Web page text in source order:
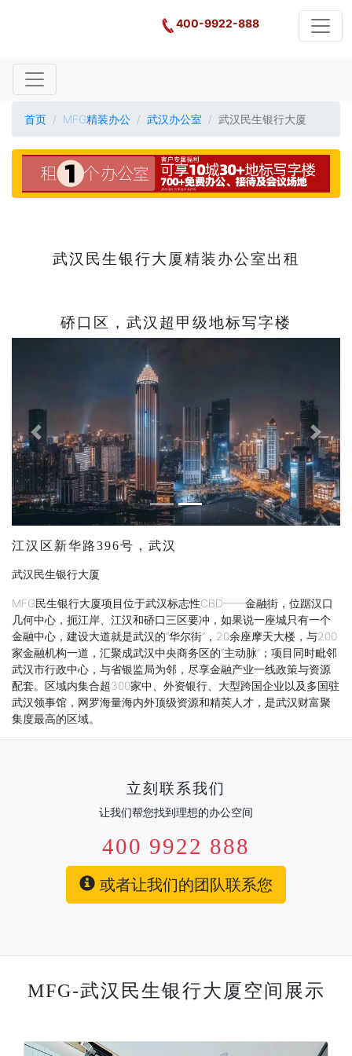
400-9922-888
首页 MFG精装办公 武汉办公室 武汉民生银行大厦
武汉民生银行大厦精装办公室出租
硚口区，武汉超甲级地标写字楼
Previous Next
江汉区新华路396号，武汉
武汉民生银行大厦
MFG民生银行大厦项目位于武汉标志性CBD——金融街，位踞汉口
几何中心，扼江岸、江汉和硚口三区要冲，如果说一座城只有一个
金融中心，建设大道就是武汉的“华尔街”，20余座摩天大楼，与200
家金融机构一道，汇聚成武汉中央商务区的“主动脉”；项目同时毗邻
武汉市行政中心，与省银监局为邻，尽享金融产业一线政策与资源
配套。区域内集合超300家中、外资银行、大型跨国企业以及多国驻
武汉领事馆，网罗海量海内外顶级资源和精英人才，是武汉财富聚
集度最高的区域。
立刻联系我们
让我们帮您找到理想的办公空间
400 9922 888
或者让我们的团队联系您
MFG-武汉民生银行大厦空间展示